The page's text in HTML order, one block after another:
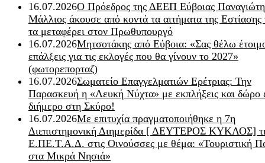
16.07.2026Ο Πρόεδρος της ΔΕΕΠ Εύβοιας
Μάλλιος άκουσε από κοντά τα αιτήματα της Εστίασης
τα μεταφέρει στον Πρωθυπουργό
16.07.2026Μητσοτάκης από Εύβοια: «Σας θέλω
επάλξεις για τις εκλογές που θα γίνουν το 2027»
(φωτορεπορταζ)
16.07.2026Σωματείο Επαγγελματιών Ερέτριας: Την
Παρασκευή η «Λευκή Νύχτα» με εκπλήξεις και δώρο
διήμερο στη Σκύρο!
16.07.2026Με επιτυχία πραγματοποιήθηκε η 7η
Διεπιστημονική Διημερίδα [ ΔEYΤΕΡΟΣ ΚΥΚΛΟΣ]
Ε.ΠΕ.Τ.Α.Δ. στις Οινούσσες με θέμα: «Τουριστική
στα Μικρά Νησιά»